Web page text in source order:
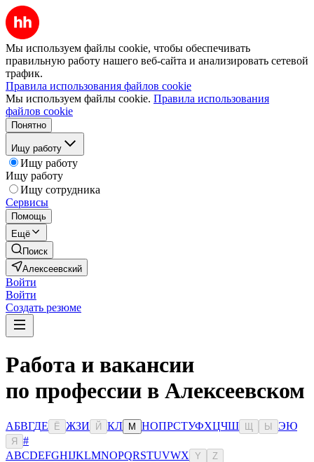
Мы используем файлы cookie, чтобы обеспечивать
правильную работу нашего веб-сайта и анализировать сетевой
трафик.
Правила использования файлов cookie
Мы используем файлы cookie. Правила использования
файлов cookie
Понятно
Ищу работу
Ищу работу
Ищу работу
Ищу сотрудника
Сервисы
Помощь
Ещё
Поиск
Алексеевский
Войти
Войти
Создать резюме
Работа и вакансии
по профессии в Алексеевском
АБВГДЕ Ё ЖЗИ Й КЛ М НОПРСТУФХЦЧШ Ы ЭЮ
Я
#
ABCDEFGHIJKLMNOPQRSTUVWX Y Z